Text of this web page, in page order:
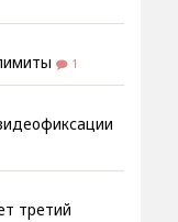
1
третий